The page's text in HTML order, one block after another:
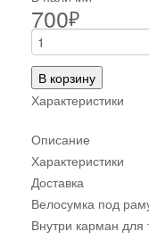
700₽
В корзину
Характеристики
Описание
Характеристики
Доставка
Велосумка под
Внутри карман